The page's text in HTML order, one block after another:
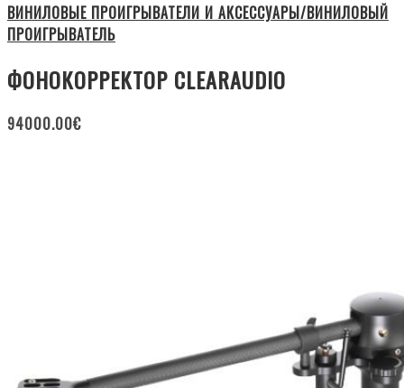
ВИНИЛОВЫЕ ПРОИГРЫВАТЕЛИ И АКСЕССУАРЫ/ВИНИЛОВЫЙ
ПРОИГРЫВАТЕЛЬ
ФОНОКОРРЕКТОР CLEARAUDIO
94000.00€